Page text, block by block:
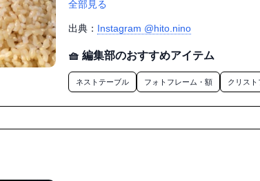
全部見る
出典： Instagram @hito.nino
🧺 編集部のおすすめアイテム
ネストテーブル フォトフレーム・額 クリスト